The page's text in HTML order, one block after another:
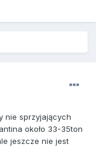
nie sprzyjających
około 33-35ton
jeszcze nie jest